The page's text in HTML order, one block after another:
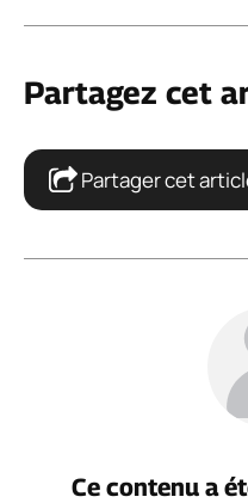
Partagez cet
Partager cet
Ce contenu a